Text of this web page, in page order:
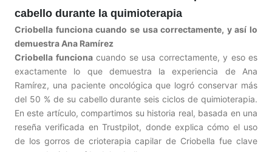
cabello durante la quimioterapia
Criobella funciona cuando se usa correctamente, y así lo
demuestra Ana Ramírez
Criobella funcionacuando se usa correctamente, y eso es
exactamente lo que demuestra la experiencia de Ana
Ramírez, una paciente oncológica que logró conservar más
del 50 % de su cabello durante seis ciclos de quimioterapia.
En este artículo, compartimos su historia real, basada en una
reseña verificada en Trustpilot, donde explica cómo el uso
de los gorros de crioterapia capilar de Criobella fue clave